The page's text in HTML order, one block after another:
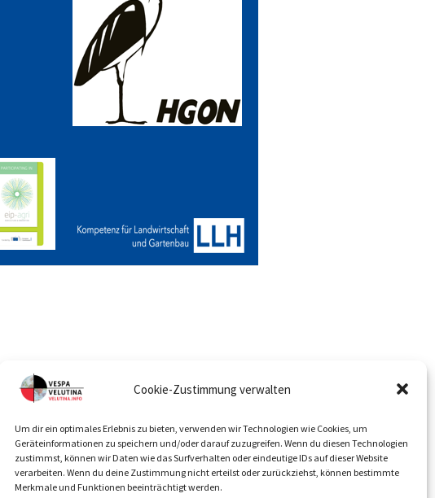
Cookie-Zustimmung verwalten
Um dir ein optimales Erlebnis zu bieten, verwenden wir Technologien wie Cookies, um
Geräteinformationen zu speichern und/oder darauf zuzugreifen. Wenn du diesen Technologien
zustimmst, können wir Daten wie das Surfverhalten oder eindeutige IDs auf dieser Website
verarbeiten. Wenn du deine Zustimmung nicht erteilst oder zurückziehst, können bestimmte
Merkmale und Funktionen beeinträchtigt werden.